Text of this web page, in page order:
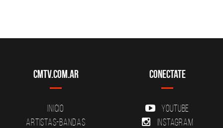
CMTV.com.ar
Inicio
Artistas-Bandas
Conectate
YouTube
Instagram